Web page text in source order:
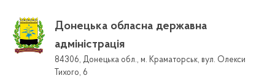
Донецька обласна державна
адміністрація
84306, Донецька обл., м. Краматорськ, вул. Олекси
Тихого, 6